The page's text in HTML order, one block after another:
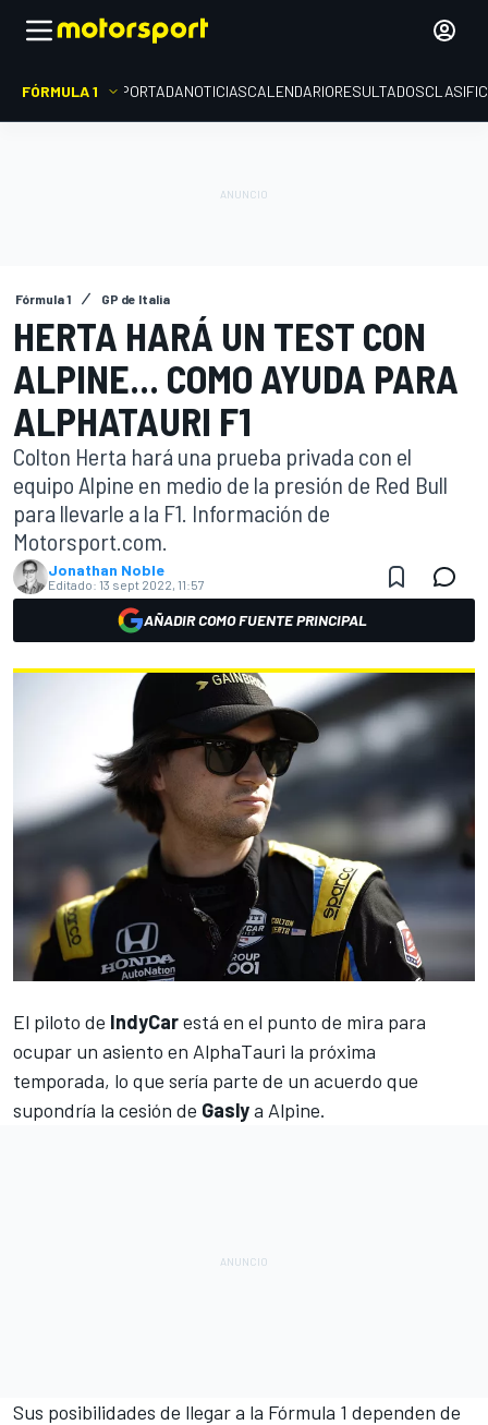
FÓRMULA 1 PORTADANOTICIASCALENDARIORESULTADOS
Fórmula 1 GP de Italia
HERTA HARÁ UN TEST CON
ALPINE... COMO AYUDA PARA
ALPHATAURI F1
Colton Herta hará una prueba privada con el
equipo Alpine en medio de la presión de Red Bull
para llevarle a la F1. Información de
Motorsport.com.
Jonathan Noble
Editado: 13 sept 2022, 11:57
AÑADIR COMO FUENTE PRINCIPAL
El piloto de IndyCarestá en el punto de mira para
ocupar un asiento en AlphaTauri la próxima
temporada, lo que sería parte de un acuerdo que
supondría la cesión de Gaslya Alpine.
Sus posibilidades de llegar a la Fórmula 1 dependen de